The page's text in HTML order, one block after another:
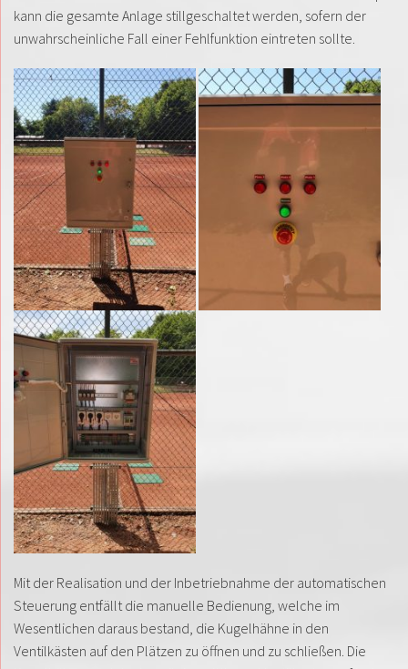
kann die gesamte Anlage stillgeschaltet werden, sofern der
unwahrscheinliche Fall einer Fehlfunktion eintreten sollte.
Mit der Realisation und der Inbetriebnahme der automatischen
Steuerung entfällt die manuelle Bedienung, welche im
Wesentlichen daraus bestand, die Kugelhähne in den
Ventilkästen auf den Plätzen zu öffnen und zu schließen. Die